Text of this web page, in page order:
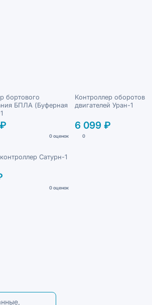
бортового
БПЛА (Буферная
0 оценок
Контроллер оборотов
двигателей Уран-1
6 099 ₽
0
Сатурн-1
0 оценок